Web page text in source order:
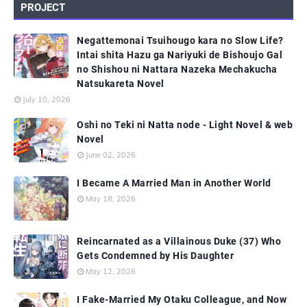
PROJECT
Negattemonai Tsuihougo kara no Slow Life?
Intai shita Hazu ga Nariyuki de Bishoujo Gal
no Shishou ni Nattara Nazeka Mechakucha
Natsukareta Novel
July 10, 2026
Oshi no Teki ni Natta node - Light Novel & web
Novel
June 02, 2026
I Became A Married Man in Another World
May 18, 2026
Reincarnated as a Villainous Duke (37) Who
Gets Condemned by His Daughter
May 12, 2026
I Fake-Married My Otaku Colleague, and Now